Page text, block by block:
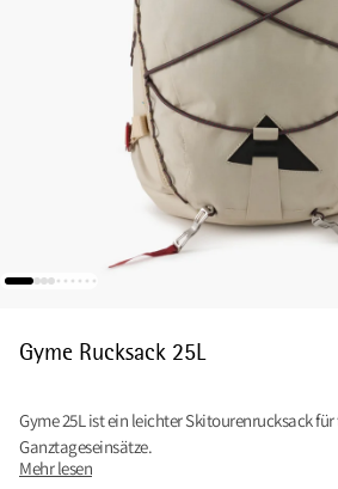
Gyme Rucksack 25L
Gyme 25L ist ein leichter Skitourenrucksack
Ganztageseinsätze.
Mehr lesen